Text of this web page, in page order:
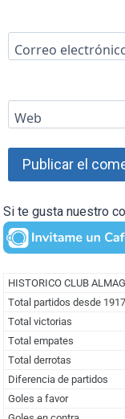
Correo
Web
Si te gusta nuestro